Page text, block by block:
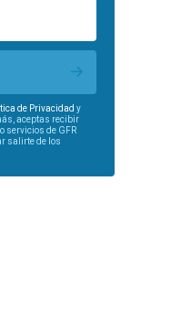
de Privacidad y
aceptas recibir
servicios de GFR
salirte de los